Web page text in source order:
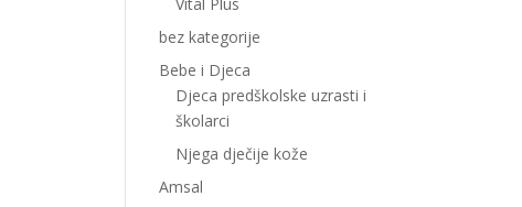
bez kategorije
Bebe i Djeca
Djeca predškolske uzrasti i
školarci
Njega dječije kože
Amsal